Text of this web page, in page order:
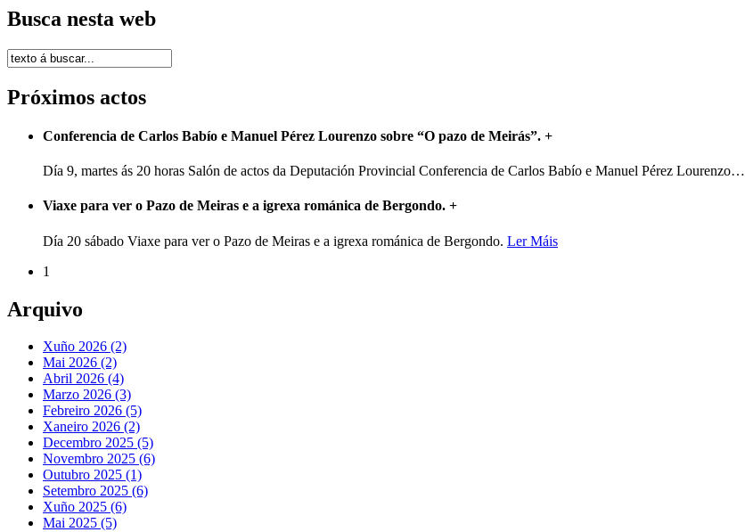
Busca nesta web
Próximos actos
Conferencia de Carlos Babío e Manuel Pérez Lourenzo sobre “O pazo de Meirás”. +
Día 9, martes ás 20 horas Salón de actos da Deputación Provincial Conferencia de Carlos Babío e Manuel Pérez Lourenzo…
Viaxe para ver o Pazo de Meiras e a igrexa románica de Bergondo. +
Día 20 sábado Viaxe para ver o Pazo de Meiras e a igrexa románica de Bergondo. Ler Máis
1
Arquivo
Xuño 2026 (2)
Mai 2026 (2)
Abril 2026 (4)
Marzo 2026 (3)
Febreiro 2026 (5)
Xaneiro 2026 (2)
Decembro 2025 (5)
Novembro 2025 (6)
Outubro 2025 (1)
Setembro 2025 (6)
Xuño 2025 (6)
Mai 2025 (5)